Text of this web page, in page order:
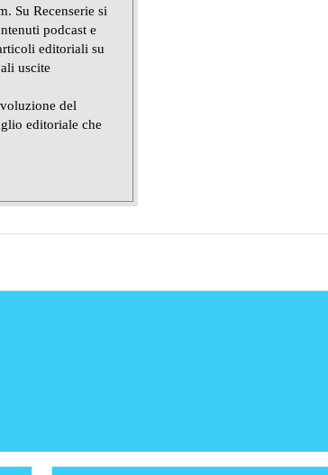
Su Recenserie si
podcast e
editoriali su
uscite
del
editoriale che